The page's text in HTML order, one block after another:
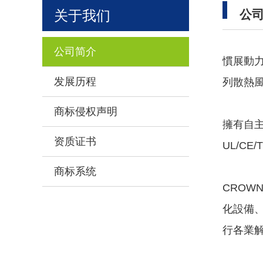
关于我们
公司简介
发展历程
商标侵权声明
资质证书
商标系统
公
慣展動
列散熱
擁有自
UL/CE/
化設備
行各業